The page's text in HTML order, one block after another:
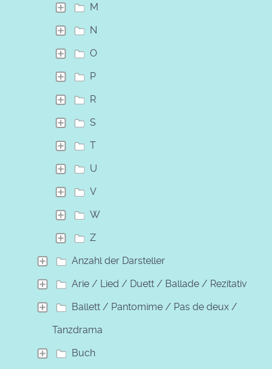
M
N
O
P
R
S
T
U
V
W
Z
Anzahl der Darsteller
Arie / Lied / Duett / Ballade / Rezitativ
Ballett / Pantomime / Pas de deux /
Tanzdrama
Buch